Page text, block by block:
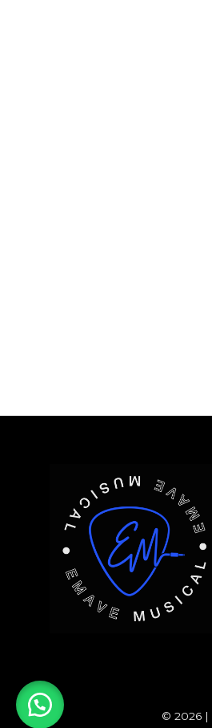
© 2026 |